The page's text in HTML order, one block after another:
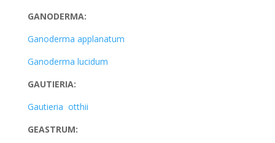
GANODERMA:
Ganoderma applanatum
Ganoderma lucidum
GAUTIERIA:
Gautieria otthii
GEASTRUM: